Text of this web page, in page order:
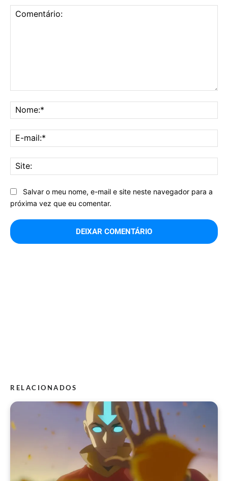
Salvar o meu nome, e-mail e site neste navegador para a
próxima vez que eu comentar.
RELACIONADOS